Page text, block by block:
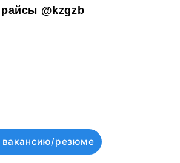
@kzgzb
вакансию/резюме